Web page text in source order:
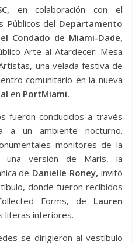
en colaboración con el
Públicos del Departamento
Condado de Miami-Dade,
Arte al Atardecer: Mesa
una velada festiva de
comunitario en la nueva
en PortMiami.
fueron conducidos a través
a un ambiente nocturno.
monitores de la
una versión de Maris, la
de Danielle Roney, invitó
donde fueron recibidos
Forms, de Lauren
literas interiores.
se dirigieron al vestíbulo